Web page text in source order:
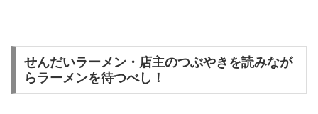
せんだいラーメン・店主のつぶやきを読みなが
らラーメンを待つべし！